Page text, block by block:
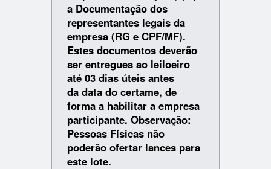
a Documentação dos
representantes legais da
empresa (RG e CPF/MF).
Estes documentos deverão
ser entregues ao leiloeiro
até 03 dias úteis antes
da data do certame, de
forma a habilitar a empresa
participante. Observação:
Pessoas Físicas não
poderão ofertar lances para
este lote.